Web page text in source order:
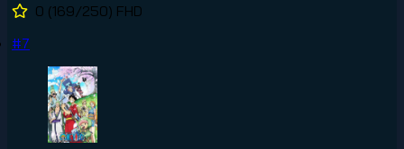
0 (169/250) FHD
#7